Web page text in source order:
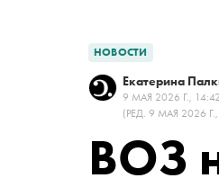
НОВОСТИ
Екатерина
9 МАЯ 2026 Г., 14:42
(РЕД. 9 МАЯ 2026
ВОЗ